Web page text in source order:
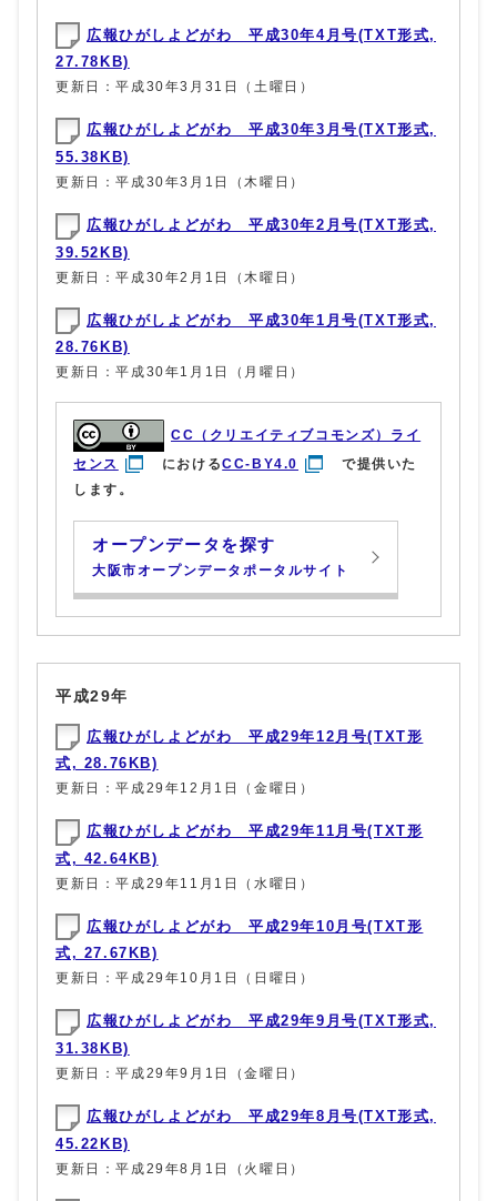
広報ひがしよどがわ 平成30年4月号(TXT形式,
27.78KB)
更新日：平成30年3月31日（土曜日）
広報ひがしよどがわ 平成30年3月号(TXT形式,
55.38KB)
更新日：平成30年3月1日（木曜日）
広報ひがしよどがわ 平成30年2月号(TXT形式,
39.52KB)
更新日：平成30年2月1日（木曜日）
広報ひがしよどがわ 平成30年1月号(TXT形式,
28.76KB)
更新日：平成30年1月1日（月曜日）
CC（クリエイティブコモンズ）ライ
センス
におけるCC-BY4.0
で提供いた
します。
オープンデータを探す
大阪市オープンデータポータルサイト
平成29年
広報ひがしよどがわ 平成29年12月号(TXT形
式, 28.76KB)
更新日：平成29年12月1日（金曜日）
広報ひがしよどがわ 平成29年11月号(TXT形
式, 42.64KB)
更新日：平成29年11月1日（水曜日）
広報ひがしよどがわ 平成29年10月号(TXT形
式, 27.67KB)
更新日：平成29年10月1日（日曜日）
広報ひがしよどがわ 平成29年9月号(TXT形式,
31.38KB)
更新日：平成29年9月1日（金曜日）
広報ひがしよどがわ 平成29年8月号(TXT形式,
45.22KB)
更新日：平成29年8月1日（火曜日）